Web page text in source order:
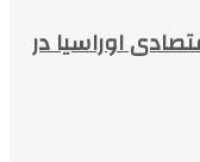
اوراسیا در